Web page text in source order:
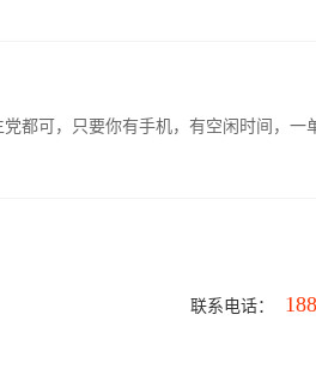
都可，只要你有手机，有空闲时间，
联系电话：